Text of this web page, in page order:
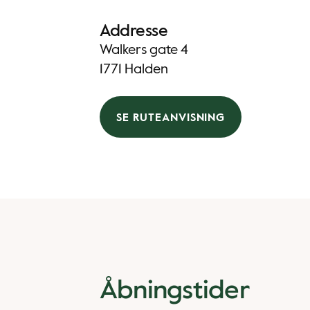
Addresse
Walkers gate 4
1771 Halden
SE RUTEANVISNING
Åbningstider